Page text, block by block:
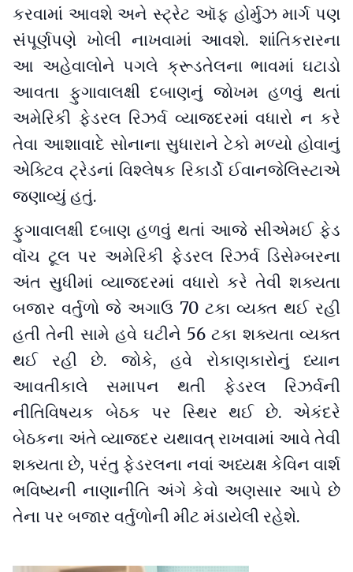
કરવામાં આવશે અને સ્ટ્રેટ ઑફ હોર્મુઝ માર્ગ પણ
સંપૂર્ણપણે ખોલી નાખવામાં આવશે. શાંતિકરારના
આ અહેવાલોને પગલે ક્રૂડતેલના ભાવમાં ઘટાડો
આવતા ફુગાવાલક્ષી દબાણનું જોખમ હળવું થતાં
અમેરિકી ફેડરલ રિઝર્વ વ્યાજદરમાં વધારો ન કરે
તેવા આશાવાદે સોનાના સુધારાને ટેકો મળ્યો હોવાનું
એક્ટિવ ટ્રેડનાં વિશ્લેષક રિકાર્ડો ઈવાનજેલિસ્ટાએ
જણાવ્યું હતું.
ફુગાવાલક્ષી દબાણ હળવું થતાં આજે સીએમઈ ફેડ
વૉચ ટૂલ પર અમેરિકી ફેડરલ રિઝર્વ ડિસેમ્બરના
અંત સુધીમાં વ્યાજદરમાં વધારો કરે તેવી શક્યતા
બજાર વર્તુળો જે અગાઉ 70 ટકા વ્યક્ત થઈ રહી
હતી તેની સામે હવે ઘટીને 56 ટકા શક્યતા વ્યક્ત
થઈ રહી છે. જોકે, હવે રોકાણકારોનું ધ્યાન
આવતીકાલે સમાપન થતી ફેડરલ રિઝર્વની
નીતિવિષયક બેઠક પર સ્થિર થઈ છે. એકંદરે
બેઠકના અંતે વ્યાજદર યથાવત્‌‍ રાખવામાં આવે તેવી
શક્યતા છે, પરંતુ ફેડરલના નવાં અધ્યક્ષ કેવિન વાર્શ
ભવિષ્યની નાણાનીતિ અંગે કેવો અણસાર આપે છે
તેના પર બજાર વર્તુળોની મીટ મંડાયેલી રહેશે.